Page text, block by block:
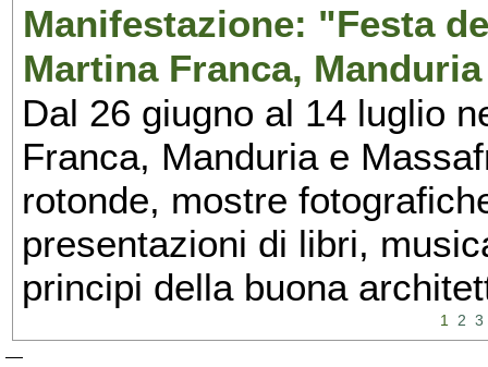
Manifestazione: "Festa
Martina Franca,
Dal 26 giugno al 14 luglio
Franca, Manduria e
rotonde, mostre
presentazioni di libri,
principi della buona
1 2 3